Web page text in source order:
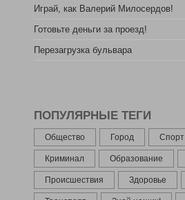
Играй, как Валерий Милосердов!
Готовьте деньги за проезд!
Перезагрузка бульвара
ПОПУЛЯРНЫЕ ТЕГИ
Общество Город Спорт
Криминал Образование
Происшествия Здоровье